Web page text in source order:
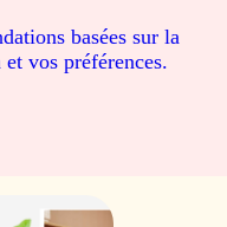
basées sur la
vos préférences.